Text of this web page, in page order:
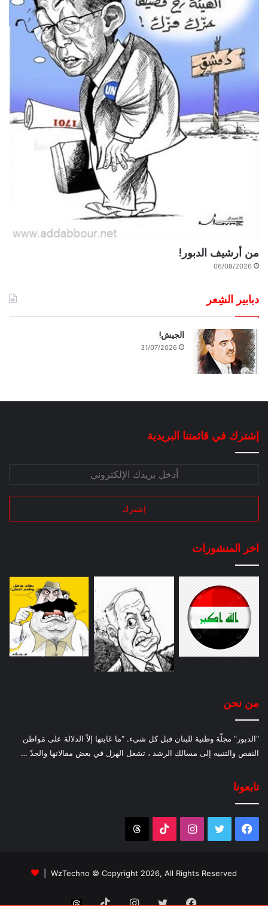
من أرشيف الدبور!
06/08/2026
دبابير الشِعر
الجيش!
31/07/2026
إشترك في قائمتنا البريدية
اخر المنشورات
من نحن
“الدبور” مجلّة وطنية للبنان قبل كل شيء. “ما غايتها إلاّ الدلالة على مَواطن
النقص والتنبيه إلى مسالك الرشد ، تشغل الهزل في بعض مقالاتها والجدّ …
تابعونا
فيسبوك تويتر انستقرام‫TikTok
WzTechno © Copyright 2026, All Rights Reserved |
فيسبوكتويتر انستقرام‫TikTok